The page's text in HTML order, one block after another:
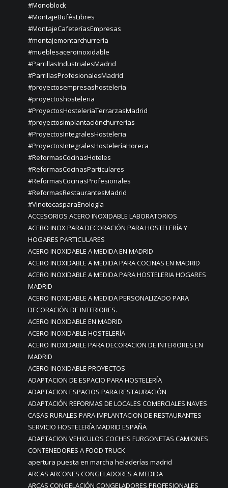
#Monoblock
#MontajeBufésLibres
#MontajeCafeteríasEmpresas
#montajemontarchurrería
#mueblesaceroinoxidable
#ParrillasIndustrialesMadrid
#ParrillasProfesionalesMadrid
#proyectosempresashostelería
#proyectoshosteleria
#ProyectosHosteleriaTerrarzasMadrid
#proyectosimplantaciónchurrerías
#ProyectosIntegralesHosteleria
#ProyectosIntegralesHosteleríaHoreca
#ReformasCocinasHoteles
#ReformasCocinasParticulares
#ReformasCocinasProfesionales
#ReformasRestaurantesMadrid
#VinotecasparaEnología
ACCESORIOS ACERO INOXIDABLE LABORATORIOS
ACERO INOX PARA DECORACIÓN PARA HOSTELERÍA Y
HOGARES PARTICULARES
ACERO INOXIDABLE A MEDIDA EN MADRID
ACERO INOXIDABLE A MEDIDA PARA COCINAS EN MADRID
ACERO INOXIDABLE A MEDIDA PARA HOSTELERIA HOGARES
MADRID
ACERO INOXIDABLE A MEDIDA PERSONALIZADO PARA
DECORACIÓN DE INTERIORES.
ACERO INOXIDABLE EN MADRID
ACERO INOXIDABLE HOSTELERÍA
ACERO INOXIDABLE PARA DECORACION DE INTERIORES EN
MADRID
ACERO INOXIDABLE PROYECTOS
ADAPTACION DE ESPACIO PARA HOSTELERÍA
ADAPTACION ESPACIOS PARA RESTAURACIÓN
ADAPTACIÓN REFORMAS DE LOCALES COMERCIALES NAVES
CASAS RURALES PARA IMPLANTACION DE RESTAURANTES
SERVICIO HOSTELERÍA MADRID ESPAÑA
ADAPTACION VEHICULOS COCHES FURGONETAS CAMIONES
CONTENEDORES A FOOD TRUCK
apertura puesta en marcha heladerías madrid
ARCAS ARCONES CONGELADORES A MEDIDA
ARCAS CONGELACIÓN CONGELADORES PROFESIONALES